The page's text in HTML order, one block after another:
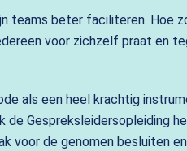
teams beter faciliteren. Hoe
voor zichzelf praat en
als een heel krachtig
Gespreksleidersopleiding
voor de genomen besluiten